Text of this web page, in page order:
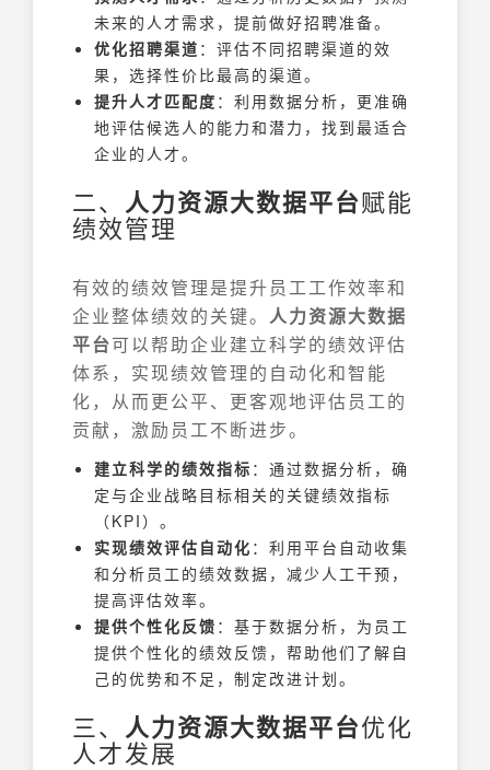
未来的人才需求，提前做好招聘准备。
优化招聘渠道 ：评估不同招聘渠道的效
果，选择性价比最高的渠道。
提升人才匹配度 ：利用数据分析，更准确
地评估候选人的能力和潜力，找到最适合
企业的人才。
二、 人力资源大数据平台赋能
绩效管理
有效的绩效管理是提升员工工作效率和
企业整体绩效的关键。 人力资源大数据
平台可以帮助企业建立科学的绩效评估
体系，实现绩效管理的自动化和智能
化，从而更公平、更客观地评估员工的
贡献，激励员工不断进步。
建立科学的绩效指标 ：通过数据分析，确
定与企业战略目标相关的关键绩效指标
（KPI）。
实现绩效评估自动化 ：利用平台自动收集
和分析员工的绩效数据，减少人工干预，
提高评估效率。
提供个性化反馈 ：基于数据分析，为员工
提供个性化的绩效反馈，帮助他们了解自
己的优势和不足，制定改进计划。
三、 人力资源大数据平台优化
人才发展